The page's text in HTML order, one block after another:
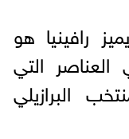
رافينيا هو
العناصر التي
البرازيلي